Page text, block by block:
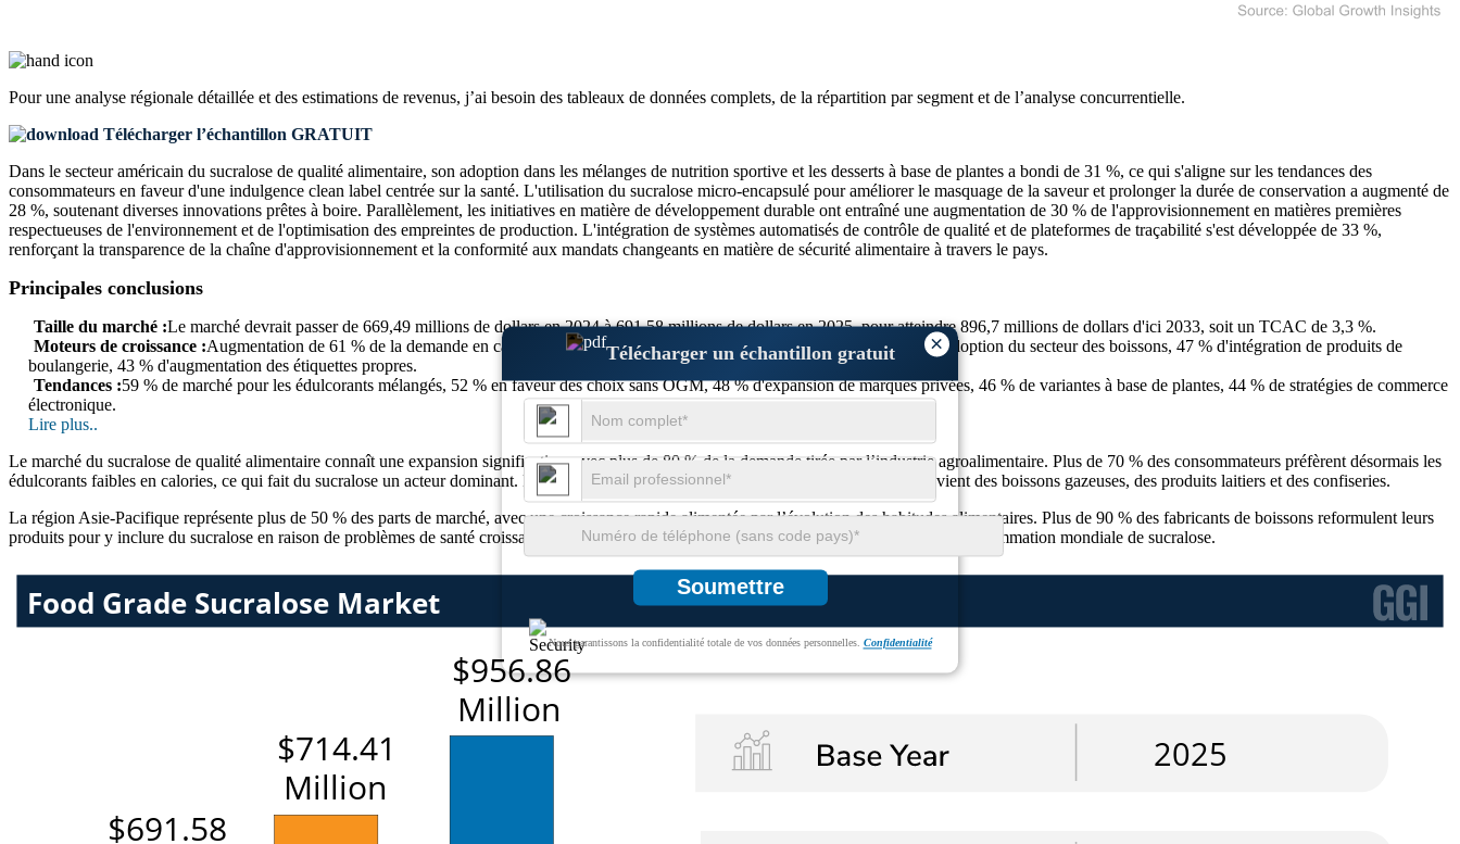
×
Télécharger un échantillon gratuit
Soumettre
Nous garantissons la confidentialité totale de vos données personnelles. Confidentialité
Pour une analyse régionale détaillée et des estimations de revenus, j’ai besoin des tableaux de données complets, de la répartition par segment et de l’analyse concurrentielle.
Télécharger l’échantillon GRATUIT
Dans le secteur américain du sucralose de qualité alimentaire, son adoption dans les mélanges de nutrition sportive et les desserts à base de plantes a bondi de 31 %, ce qui s'aligne sur les tendances des
consommateurs en faveur d'une indulgence clean label centrée sur la santé. L'utilisation du sucralose micro-encapsulé pour améliorer le masquage de la saveur et prolonger la durée de conservation a augmenté de
28 %, soutenant diverses innovations prêtes à boire. Parallèlement, les initiatives en matière de développement durable ont entraîné une augmentation de 30 % de l'approvisionnement en matières premières
respectueuses de l'environnement et de l'optimisation des empreintes de production. L'intégration de systèmes automatisés de contrôle de qualité et de plateformes de traçabilité s'est développée de 33 %,
renforçant la transparence de la chaîne d'approvisionnement et la conformité aux mandats changeants en matière de sécurité alimentaire à travers le pays.
Principales conclusions
Taille du marché :Le marché devrait passer de 669,49 millions de dollars en 2024 à 691,58 millions de dollars en 2025, pour atteindre 896,7 millions de dollars d'ici 2033, soit un TCAC de 3,3 %.
Moteurs de croissance :Augmentation de 61 % de la demande en calories, 54 % de changements de mode de vie plus sains, 49 % d'adoption du secteur des boissons, 47 % d'intégration de produits de
boulangerie, 43 % d'augmentation des étiquettes propres.
Tendances :59 % de marché pour les édulcorants mélangés, 52 % en faveur des choix sans OGM, 48 % d'expansion de marques privées, 46 % de variantes à base de plantes, 44 % de stratégies de commerce
électronique.
Lire plus..
Le marché du sucralose de qualité alimentaire connaît une expansion significative, avec plus de 80 % de la demande tirée par l’industrie agroalimentaire. Plus de 70 % des consommateurs préfèrent désormais les
édulcorants faibles en calories, ce qui fait du sucralose un acteur dominant. Plus de 60 % de la consommation mondiale de sucralose provient des boissons gazeuses, des produits laitiers et des confiseries.
La région Asie-Pacifique représente plus de 50 % des parts de marché, avec une croissance rapide alimentée par l’évolution des habitudes alimentaires. Plus de 90 % des fabricants de boissons reformulent leurs
produits pour y inclure du sucralose en raison de problèmes de santé croissants. Le secteur pharmaceutique contribue à environ 30 % de la consommation mondiale de sucralose.